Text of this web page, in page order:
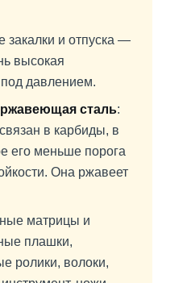
закалки и отпуска —
высокая
под давлением.
сталь:
в карбиды, в
его меньше порога
Она ржавеет
матрицы и
плашки,
ролики, волоки,